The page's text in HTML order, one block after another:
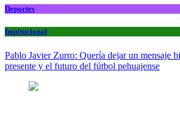
Deportes
Institucional
Pablo Javier Zurro: Quería dejar un mensaje
presente y el futuro del fútbol pehuajense